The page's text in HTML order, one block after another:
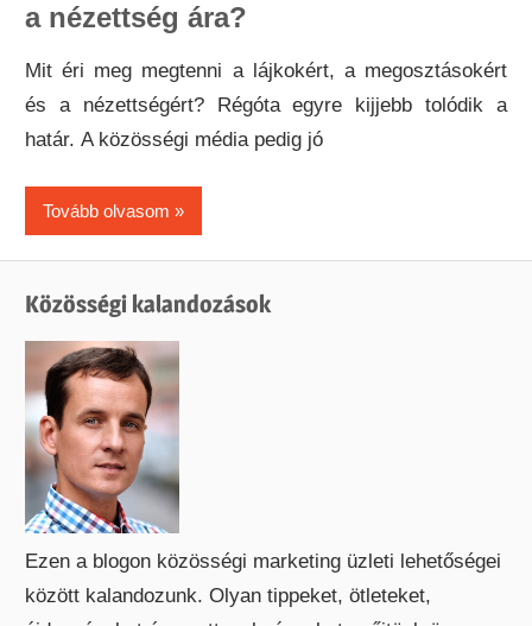
a nézettség ára?
Mit éri meg megtenni a lájkokért, a megosztásokért
és a nézettségért? Régóta egyre kijjebb tolódik a
határ. A közösségi média pedig jó
Tovább olvasom
Közösségi kalandozások
Ezen a blogon közösségi marketing üzleti lehetőségei
között kalandozunk. Olyan tippeket, ötleteket,